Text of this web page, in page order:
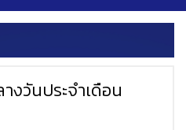
งวันประจำเดือน